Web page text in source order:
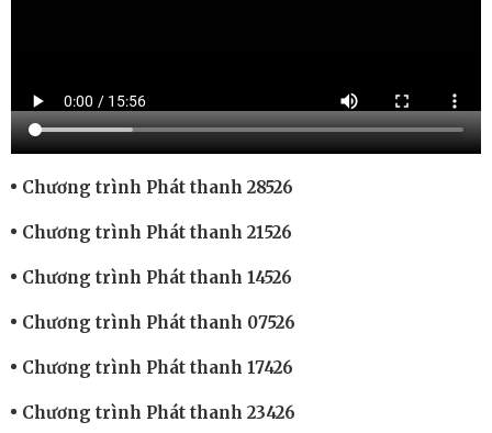
Chương trình Phát thanh 28526
Chương trình Phát thanh 21526
Chương trình Phát thanh 14526
Chương trình Phát thanh 07526
Chương trình Phát thanh 17426
Chương trình Phát thanh 23426